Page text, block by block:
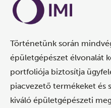
Történetünk során
épületgépészet élvonalát
portfoliója biztosítja
piacvezető termékeket és
kiváló épületgépészeti